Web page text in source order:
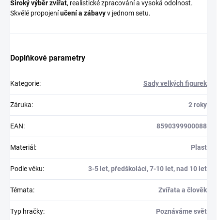
Široký výběr zvířat, realistické zpracování a vysoká odolnost.
Skvělé propojeníučení a zábavyv jednom setu.
Doplňkové parametry
Kategorie: Sady velkých figurek
Záruka: 2 roky
EAN: 8590399900088
Materiál : Plast
Podle věku: 3-5 let, předškoláci, 7-10 let, nad 10 let
Témata: Zvířata a člověk
Typ hračky: Poznáváme svět